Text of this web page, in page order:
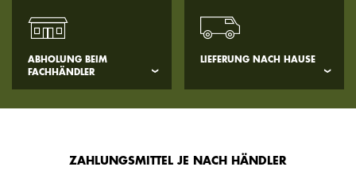
ABHOLUNG BEIM
FACHHÄNDLER
LIEFERUNG NACH HAUSE
ZAHLUNGSMITTEL JE NACH HÄNDLER